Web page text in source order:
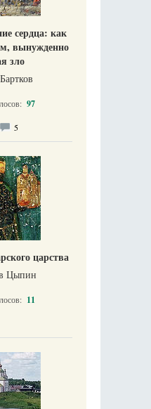
сердца: как
вынужденно
зло
97
5
царства
Цыпин
11